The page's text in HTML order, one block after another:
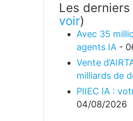
Les derniers
voir)
Avec 35
agents IA -
Vente
milliards de
PIIEC IA :
04/08/2026